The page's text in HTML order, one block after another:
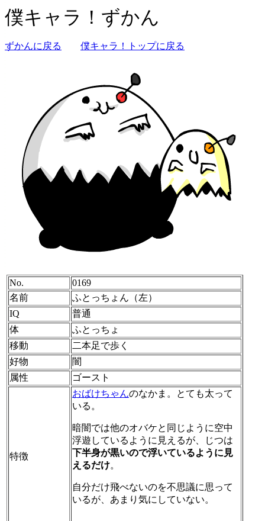
僕キャラ！ずかん
ずかんに戻る 僕キャラ！トップに戻る
No.
0169
名前
ふとっちょん（左）
IQ
普通
体
ふとっちょ
移動
二本足で歩く
好物
闇
属性
ゴースト
特徴
おばけちゃんのなかま。とても太って
いる。
暗闇では他のオバケと同じように空中
浮遊しているように見えるが、じつは
下半身が黒いので浮いているように見
えるだけ。
自分だけ飛べないのを不思議に思って
いるが、あまり気にしていない。